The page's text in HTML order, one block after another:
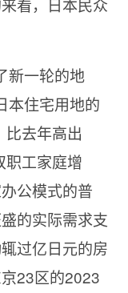
新一轮的地
本住宅用地的
比去年高出
职工家庭增
公模式的普
的实际需求支
过亿日元的房
23区的2023